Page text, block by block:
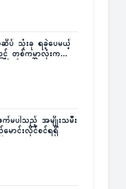
ဆိပ် သုံးခု ရခဲ့ပေမယ့်
င့် တစ်ကမ္ဘာလုံးက
က်မပါသည့် အမျိုးသမီး
ာင်းလိုင်စင်ရရှိ